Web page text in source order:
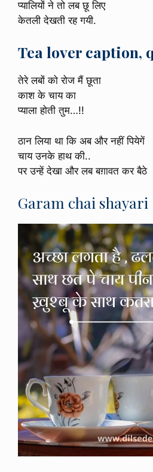
प्यालियों ने तो लब छू लिए
केतली देखती रह गयी.
Tea lover caption,
तेरे लबों को रोज मैं छूता
काश के चाय का
प्याला होती तुम…!!
ठान लिया था कि अब और नहीं पियेगें
चाय उनके हाथ की..
पर उन्हें देखा और लब बग़ावत कर बैठे
Garam chai shayari